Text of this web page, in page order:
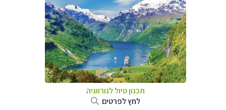
תכנון טיול לנורווגיה
לחץ לפרטים